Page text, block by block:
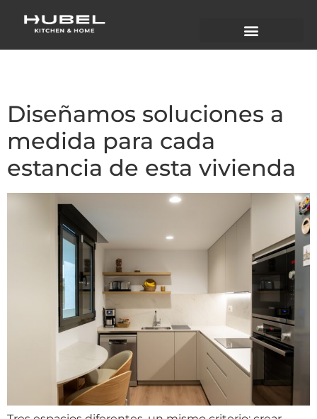
Diseñamos soluciones a
medida para cada
estancia de esta vivienda